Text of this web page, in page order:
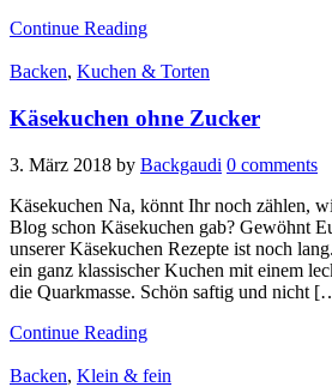
Continue Reading
Backen, Kuchen & Torten
Käsekuchen ohne Zucker
3. März 2018 by Backgaudi 0 comments
Käsekuchen Na, könnt Ihr noch zählen,
Blog schon Käsekuchen gab? Gewöhnt
unserer Käsekuchen Rezepte ist noch
ein ganz klassischer Kuchen mit einem
die Quarkmasse. Schön saftig und nicht
Continue Reading
Backen, Klein & fein